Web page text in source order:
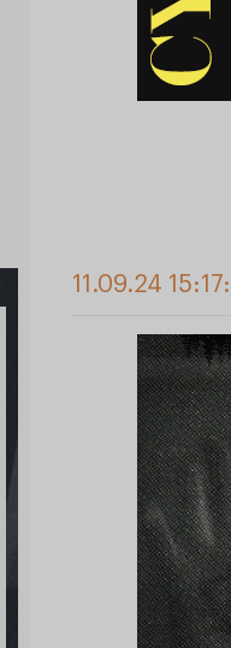
11.09.24